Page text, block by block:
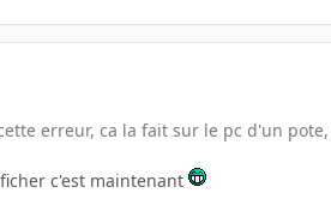
erreur, ca la fait sur le pc d'un
c'est maintenant